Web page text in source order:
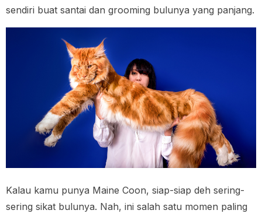
sendiri buat santai dan grooming bulunya yang panjang.
Kalau kamu punya Maine Coon, siap-siap deh sering-
sering sikat bulunya. Nah, ini salah satu momen paling